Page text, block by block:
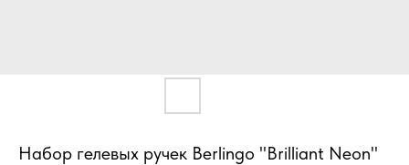
Набор гелевых ручек Berlingo "Brilliant Neon"